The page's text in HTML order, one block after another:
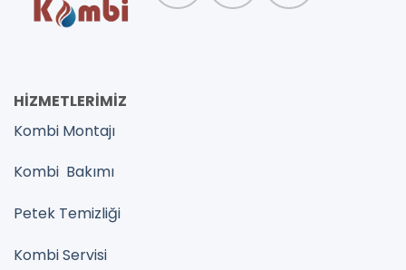
HİZMETLERİMİZ
Kombi Montajı
Kombi Bakımı
Petek Temizliği
Kombi Servisi